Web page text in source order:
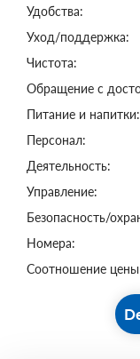
Удобства:
Уход/поддержка:
Чистота:
Обращение с
Питание и напитки:
Персонал:
Деятельность:
Управление:
Безопасность/
Номера:
Соотношение цены